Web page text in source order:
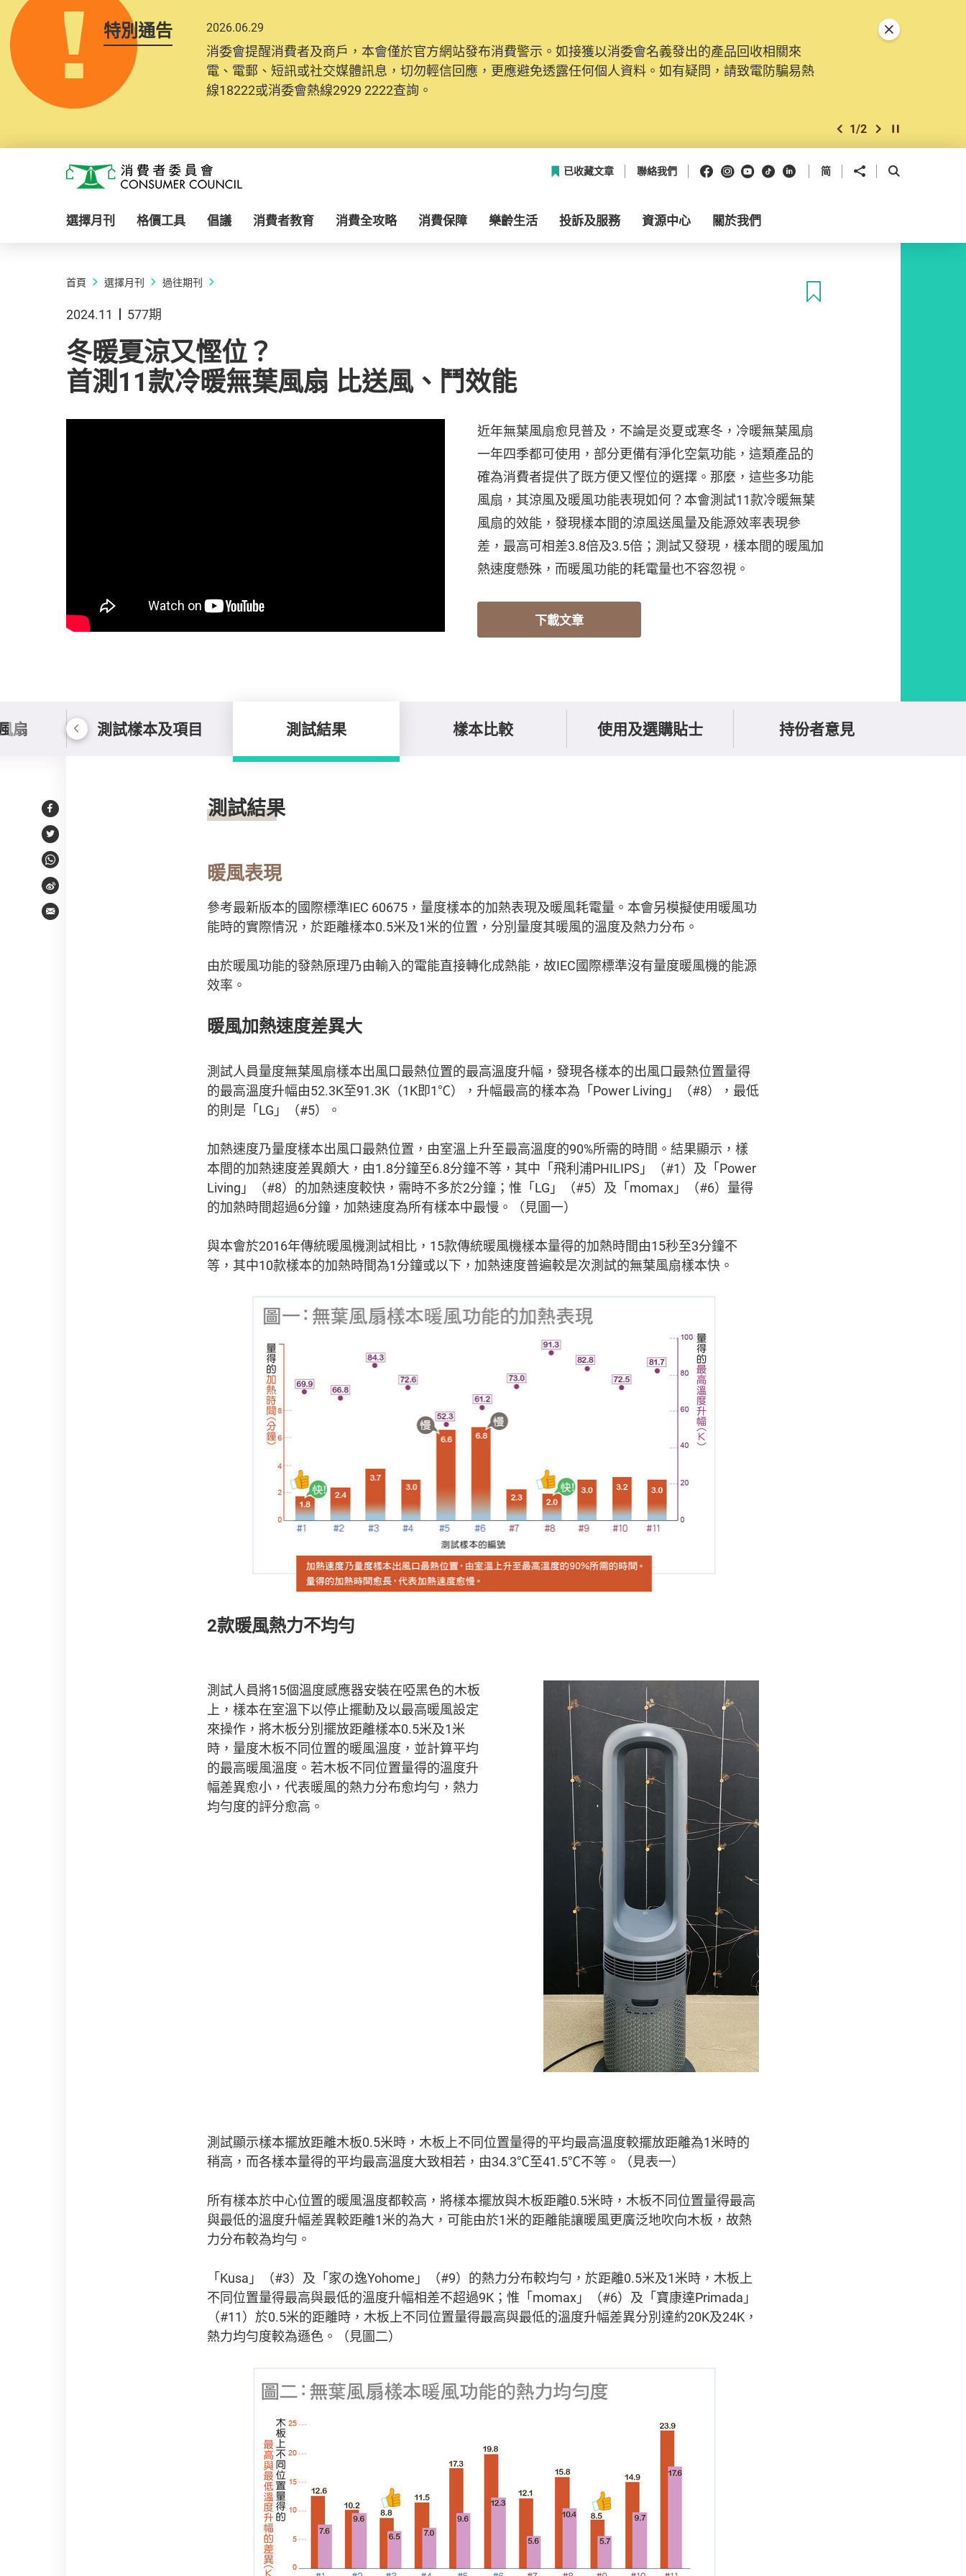
特別通告 2026.06.29
消委會提醒消費者及商戶，本會僅於官方網站發布消費警示。如接獲以消委會名義發出的產品回收相關來
電、電郵、短訊或社交媒體訊息，切勿輕信回應，更應避免透露任何個人資料。如有疑問，請致電防騙易熱
線18222或消委會熱線2929 2222查詢。
上一個
1/2 下一個開始/暫停幻燈
關閉特別通告
消費者委員會
已收藏文章 聯絡我們 Facebook
Instagram
Youtube
抖音領英 简 分享到 開啟搜尋框
選擇月刊 格價工具 倡議 消費者教育 消費全攻略 消費保障 樂齡生活 投訴及服務 資源中心 關於我們
首頁 選擇月刊 過往期刊
2024.11 577期
冬暖夏涼又慳位？
首測11款冷暖無葉風扇 比送風、鬥效能
近年無葉風扇愈見普及，不論是炎夏或寒冬，冷暖無葉風扇
一年四季都可使用，部分更備有淨化空氣功能，這類產品的
確為消費者提供了既方便又慳位的選擇。那麼，這些多功能
風扇，其涼風及暖風功能表現如何？本會測試11款冷暖無葉
風扇的效能，發現樣本間的涼風送風量及能源效率表現參
差，最高可相差3.8倍及3.5倍；測試又發現，樣本間的暖風加
熱速度懸殊，而暖風功能的耗電量也不容忽視。
下載文章
扇 測試樣本及項目 測試結果 樣本比較 使用及選購貼士 持份者意見
Facebook
Twitter
WhatsApp
Weibo
Email
測試結果
暖風表現
參考最新版本的國際標準IEC 60675，量度樣本的加熱表現及暖風耗電量。本會另模擬使用暖風功
能時的實際情況，於距離樣本0.5米及1米的位置，分別量度其暖風的溫度及熱力分布。
由於暖風功能的發熱原理乃由輸入的電能直接轉化成熱能，故IEC國際標準沒有量度暖風機的能源
效率。
暖風加熱速度差異大
測試人員量度無葉風扇樣本出風口最熱位置的最高溫度升幅，發現各樣本的出風口最熱位置量得
的最高溫度升幅由52.3K至91.3K（1K即1℃），升幅最高的樣本為「Power Living」（#8），最低
的則是「LG」（#5）。
加熱速度乃量度樣本出風口最熱位置，由室溫上升至最高溫度的90%所需的時間。結果顯示，樣
本間的加熱速度差異頗大，由1.8分鐘至6.8分鐘不等，其中「飛利浦PHILIPS」（#1）及「Power
Living」（#8）的加熱速度較快，需時不多於2分鐘；惟「LG」（#5）及「momax」（#6）量得
的加熱時間超過6分鐘，加熱速度為所有樣本中最慢。（見圖一）
與本會於2016年傳統暖風機測試相比，15款傳統暖風機樣本量得的加熱時間由15秒至3分鐘不
等，其中10款樣本的加熱時間為1分鐘或以下，加熱速度普遍較是次測試的無葉風扇樣本快。
2款暖風熱力不均勻
測試人員將15個溫度感應器安裝在啞黑色的木板
上，樣本在室溫下以停止擺動及以最高暖風設定
來操作，將木板分別擺放距離樣本0.5米及1米
時，量度木板不同位置的暖風溫度，並計算平均
的最高暖風溫度。若木板不同位置量得的溫度升
幅差異愈小，代表暖風的熱力分布愈均勻，熱力
均勻度的評分愈高。
測試顯示樣本擺放距離木板0.5米時，木板上不同位置量得的平均最高溫度較擺放距離為1米時的
稍高，而各樣本量得的平均最高溫度大致相若，由34.3℃至41.5℃不等。（見表一）
所有樣本於中心位置的暖風溫度都較高，將樣本擺放與木板距離0.5米時，木板不同位置量得最高
與最低的溫度升幅差異較距離1米的為大，可能由於1米的距離能讓暖風更廣泛地吹向木板，故熱
力分布較為均勻。
「Kusa」（#3）及「家の逸Yohome」（#9）的熱力分布較均勻，於距離0.5米及1米時，木板上
不同位置量得最高與最低的溫度升幅相差不超過9K；惟「momax」（#6）及「寶康達Primada」
（#11）於0.5米的距離時，木板上不同位置量得最高與最低的溫度升幅差異分別達約20K及24K，
熱力均勻度較為遜色。（見圖二）